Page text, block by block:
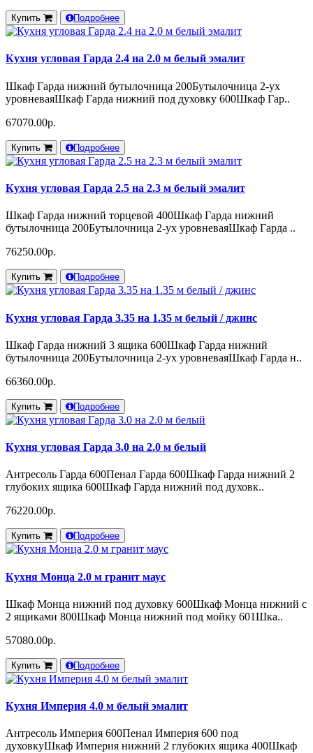
Купить Подробнее
Кухня угловая Гарда 2.4 на 2.0 м белый эмалит
Шкаф Гарда нижний бутылочница 200Бутылочница 2-ух
уровневаяШкаф Гарда нижний под духовку 600Шкаф Гар..
67070.00р.
Купить Подробнее
Кухня угловая Гарда 2.5 на 2.3 м белый эмалит
Шкаф Гарда нижний торцевой 400Шкаф Гарда нижний
бутылочница 200Бутылочница 2-ух уровневаяШкаф Гарда ..
76250.00р.
Купить Подробнее
Кухня угловая Гарда 3.35 на 1.35 м белый / джинс
Шкаф Гарда нижний 3 ящика 600Шкаф Гарда нижний
бутылочница 200Бутылочница 2-ух уровневаяШкаф Гарда н..
66360.00р.
Купить Подробнее
Кухня угловая Гарда 3.0 на 2.0 м белый
Антресоль Гарда 600Пенал Гарда 600Шкаф Гарда нижний 2
глубоких ящика 600Шкаф Гарда нижний под духовк..
76220.00р.
Купить Подробнее
Кухня Монца 2.0 м гранит маус
Шкаф Монца нижний под духовку 600Шкаф Монца нижний с
2 ящиками 800Шкаф Монца нижний под мойку 601Шка..
57080.00р.
Купить Подробнее
Кухня Империя 4.0 м белый эмалит
Антресоль Империя 600Пенал Империя 600 под
духовкуШкаф Империя нижний 2 глубоких ящика 400Шкаф